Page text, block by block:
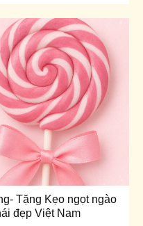
Tặng Kẹo ngọt ngào
đẹp Việt Nam